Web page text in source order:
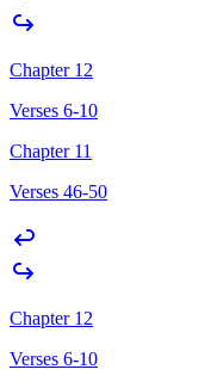
Chapter 12
Verses 6-10
Chapter 11
Verses 46-50
Chapter 12
Verses 6-10